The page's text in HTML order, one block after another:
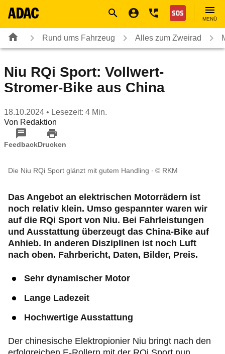
Nothilfe
MENÜ
Rund ums Fahrzeug Alles zum Zweirad
Niu RQi Sport: Vollwert-
Stromer-Bike aus China
18.10.2024 • Lesezeit: 4 Min.
Von Redaktion
FeedbackDrucken
Die Niu RQi Sport glänzt mit gutem Handling © RKM
Das Angebot an elektrischen Motorrädern ist
noch relativ klein. Umso gespannter waren wir
auf die RQi Sport von Niu. Bei Fahrleistungen
und Ausstattung überzeugt das China-Bike auf
Anhieb. In anderen Disziplinen ist noch Luft
nach oben. Fahrbericht, Daten, Bilder, Preis.
Sehr dynamischer Motor
Lange Ladezeit
Hochwertige Ausstattung
Der chinesische Elektropionier Niu bringt nach den